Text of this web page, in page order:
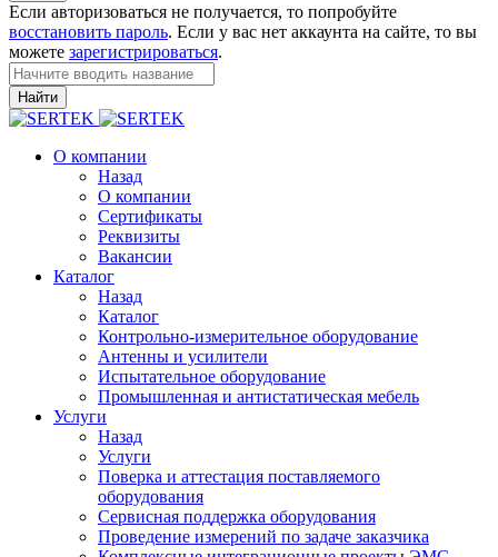
Если авторизоваться не получается, то попробуйте
восстановить пароль. Если у вас нет аккаунта на сайте, то вы
можете зарегистрироваться.
Найти
О компании
Назад
О компании
Сертификаты
Реквизиты
Вакансии
Каталог
Назад
Каталог
Контрольно-измерительное оборудование
Антенны и усилители
Испытательное оборудование
Промышленная и антистатическая мебель
Услуги
Назад
Услуги
Поверка и аттестация поставляемого
оборудования
Сервисная поддержка оборудования
Проведение измерений по задаче заказчика